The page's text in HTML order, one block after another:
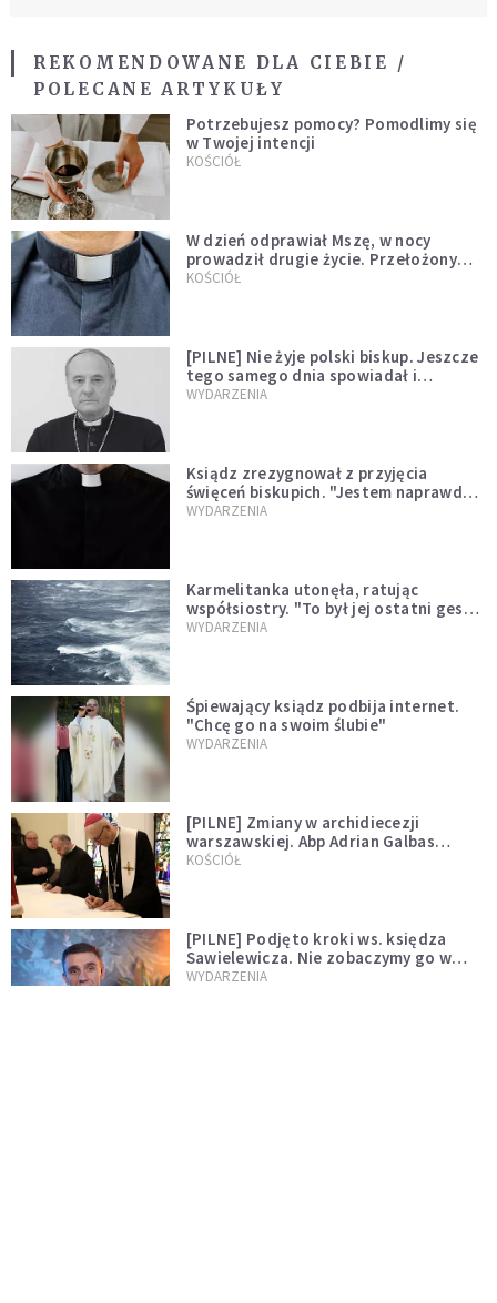
REKOMENDOWANE DLA CIEBIE /
POLECANE ARTYKUŁY
Potrzebujesz pomocy? Pomodlimy się
w Twojej intencji
KOŚCIÓŁ
W dzień odprawiał Mszę, w nocy
prowadził drugie życie. Przełożony
kazał mu opuścić zakon
KOŚCIÓŁ
[PILNE] Nie żyje polski biskup. Jeszcze
tego samego dnia spowiadał i
sprawował Mszę świętą
WYDARZENIA
Ksiądz zrezygnował z przyjęcia
święceń biskupich. "Jestem naprawdę
niegodny"
WYDARZENIA
Karmelitanka utonęła, ratując
współsiostry. "To był jej ostatni gest
miłości"
WYDARZENIA
Śpiewający ksiądz podbija internet.
"Chcę go na swoim ślubie"
WYDARZENIA
[PILNE] Zmiany w archidiecezji
warszawskiej. Abp Adrian Galbas
wręczył dekrety nowym proboszczom
KOŚCIÓŁ
[PILNE] Podjęto kroki ws. księdza
Sawielewicza. Nie zobaczymy go w
mediach
WYDARZENIA